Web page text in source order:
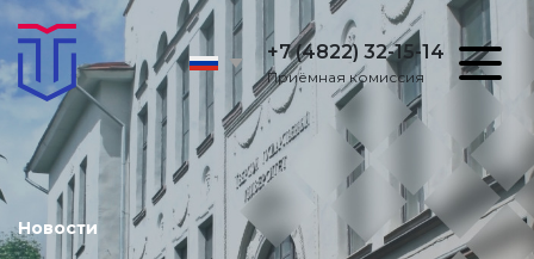
+7 (4822) 32-15-14
Приёмная комиссия
Новости